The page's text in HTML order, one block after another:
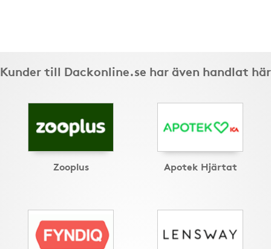
Kunder till Dackonline.se har även handlat här
Zooplus Apotek Hjärtat